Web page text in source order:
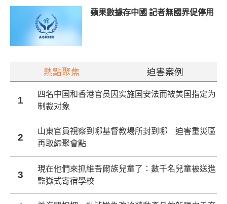
蘋果數據存中國 記者無國界促停用
熱點聚焦 迫害案例
1
四名中国和香港官员因实施国安法而被美国指定为
制裁对象
2
山東官員視察到哪基督教場所封到哪 迫害重災區
再取締聚會點
3
現在他們來抓維吾爾族兒童了：數千名兒童被送進
監獄式寄宿學校